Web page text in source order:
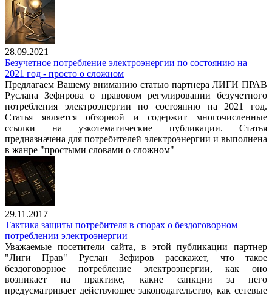
28.09.2021
Безучетное потребление электроэнергии по состоянию на
2021 год - просто о сложном
Предлагаем Вашему вниманию статью партнера ЛИГИ ПРАВ
Руслана Зефирова о правовом регулировании безучетного
потребления электроэнергии по состоянию на 2021 год.
Статья является обзорной и содержит многочисленные
ссылки на узкотематические публикации. Статья
предназначена для потребителей электроэнергии и выполнена
в жанре "простыми словами о сложном"
29.11.2017
Тактика защиты потребителя в спорах о бездоговорном
потреблении электроэнергии
Уважаемые посетители сайта, в этой публикации партнер
"Лиги Прав" Руслан Зефиров расскажет, что такое
бездоговорное потребление электроэнергии, как оно
возникает на практике, какие санкции за него
предусматривает действующее законодательство, как сетевые